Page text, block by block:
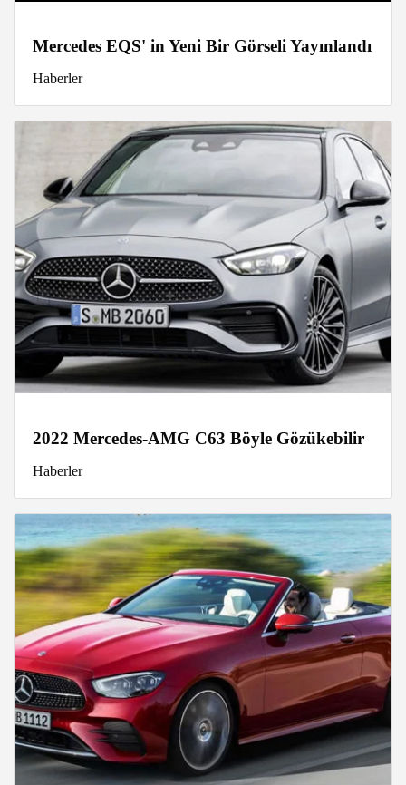
Mercedes EQS' in Yeni Bir Görseli Yayınlandı
Haberler
2022 Mercedes-AMG C63 Böyle Gözükebilir
Haberler